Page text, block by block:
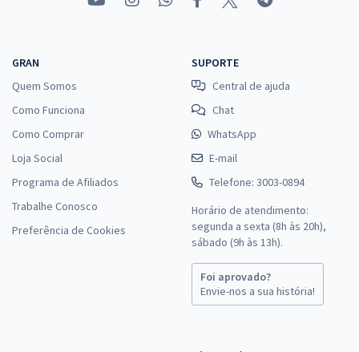
GRAN
Quem Somos
Como Funciona
Como Comprar
Loja Social
Programa de Afiliados
Trabalhe Conosco
Preferência de Cookies
SUPORTE
Central de ajuda
Chat
WhatsApp
E-mail
Telefone: 3003-0894
Horário de atendimento:
segunda a sexta (8h às 20h),
sábado (9h às 13h).
Foi aprovado?
Envie-nos a sua história!